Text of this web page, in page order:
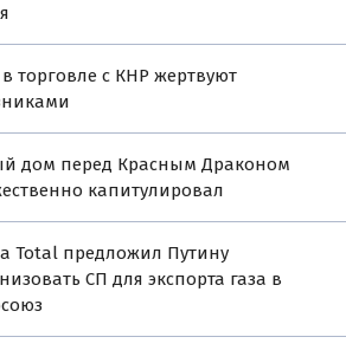
торговле с КНР жертвуют
дом перед Красным Драконом
капитулировал
Total предложил Путину
СП для экспорта газа в